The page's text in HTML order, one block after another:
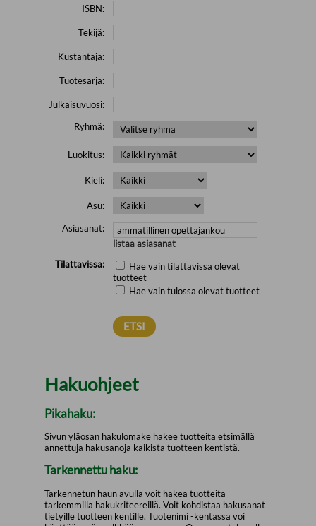
ISBN:
Tekijä:
Kustantaja:
Tuotesarja:
Julkaisuvuosi:
Ryhmä:
Luokitus:
Kieli:
Asu:
Asiasanat:
listaa asiasanat
Tilattavissa:
Hae vain tilattavissa olevat
tuotteet
Hae vain tulossa olevat tuotteet
Hakuohjeet
Pikahaku:
Sivun yläosan hakulomake hakee tuotteita etsimällä
annettuja hakusanoja kaikista tuotteen kentistä.
Tarkennettu haku:
Tarkennetun haun avulla voit hakea tuotteita
tarkemmilla hakukriteereillä. Voit kohdistaa hakusanat
tietyille tuotteen kentille. Tuotenimi -kentässä voi